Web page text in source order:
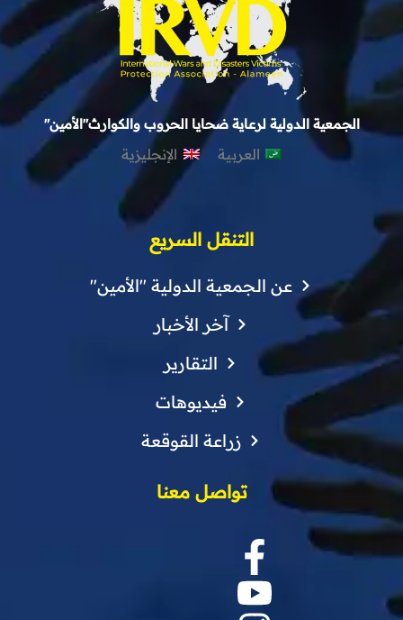
الجمعية الدولية لرعاية ضحايا الحروب والكوارث"الأمين"
العربية الإنجليزية
التنقل السريع
عن الجمعية الدولية "الأمين"
آخر الأخبار
التقارير
فيديوهات
زراعة القوقعة
تواصل معنا